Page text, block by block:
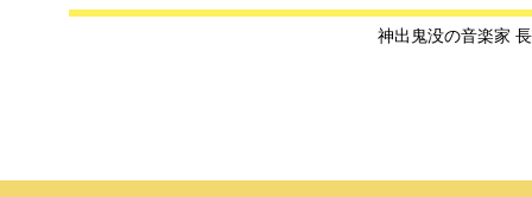
神出鬼没の音楽家